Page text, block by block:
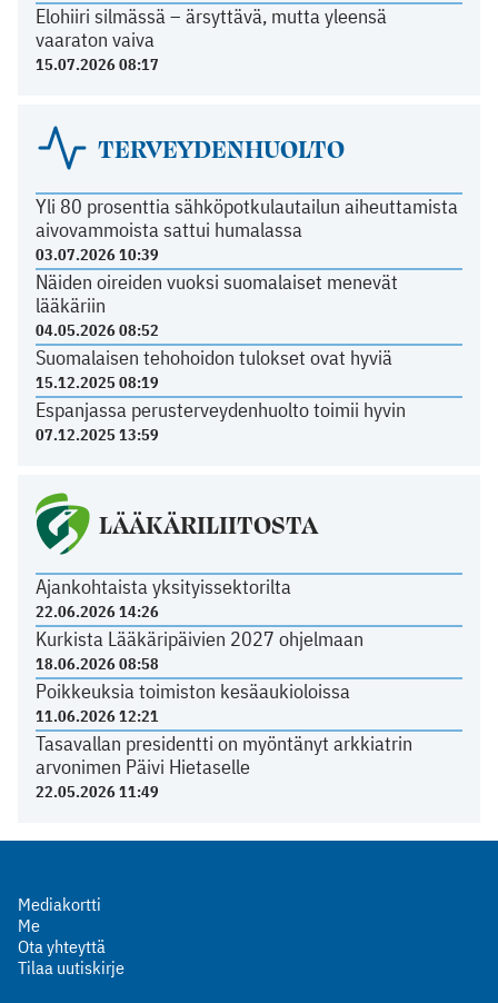
Elohiiri silmässä – ärsyttävä, mutta yleensä
vaaraton vaiva
15.07.2026 08:17
TERVEYDENHUOLTO
Yli 80 prosenttia sähköpotkulautailun aiheuttamista
aivovammoista sattui humalassa
03.07.2026 10:39
Näiden oireiden vuoksi suomalaiset menevät
lääkäriin
04.05.2026 08:52
Suomalaisen tehohoidon tulokset ovat hyviä
15.12.2025 08:19
Espanjassa perusterveydenhuolto toimii hyvin
07.12.2025 13:59
LÄÄKÄRILIITOSTA
Ajankohtaista yksityissektorilta
22.06.2026 14:26
Kurkista Lääkäripäivien 2027 ohjelmaan
18.06.2026 08:58
Poikkeuksia toimiston kesäaukioloissa
11.06.2026 12:21
Tasavallan presidentti on myöntänyt arkkiatrin
arvonimen Päivi Hietaselle
22.05.2026 11:49
Mediakortti
Me
Ota yhteyttä
Tilaa uutiskirje